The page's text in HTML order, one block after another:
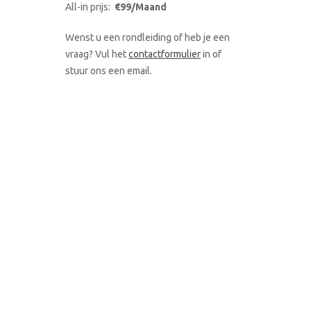
All-in prijs: €99/Maand
Wenst u een rondleiding of heb je een
vraag? Vul hetcontactformulierin of
stuur ons een email.